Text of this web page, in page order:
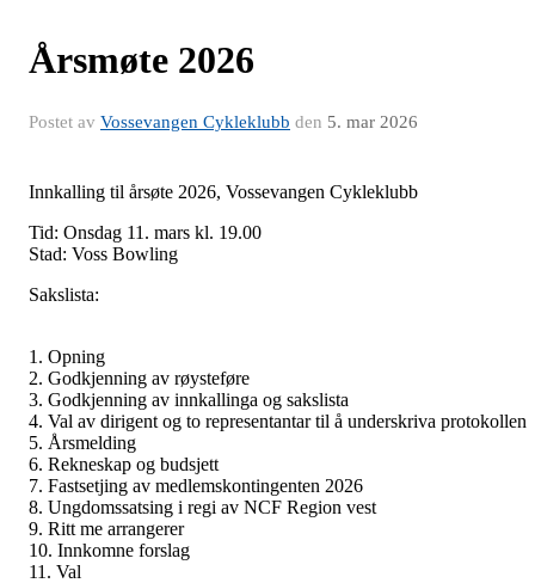
Årsmøte 2026
Postet av Vossevangen Cykleklubb den 5. mar 2026
Innkalling til årsøte 2026, Vossevangen Cykleklubb
Tid: Onsdag 11. mars kl. 19.00
Stad: Voss Bowling
Sakslista:
1. Opning
2. Godkjenning av røysteføre
3. Godkjenning av innkallinga og sakslista
4. Val av dirigent og to representantar til å underskriva protokollen
5. Årsmelding
6. Rekneskap og budsjett
7. Fastsetjing av medlemskontingenten 2026
8. Ungdomssatsing i regi av NCF Region vest
9. Ritt me arrangerer
10. Innkomne forslag
11. Val